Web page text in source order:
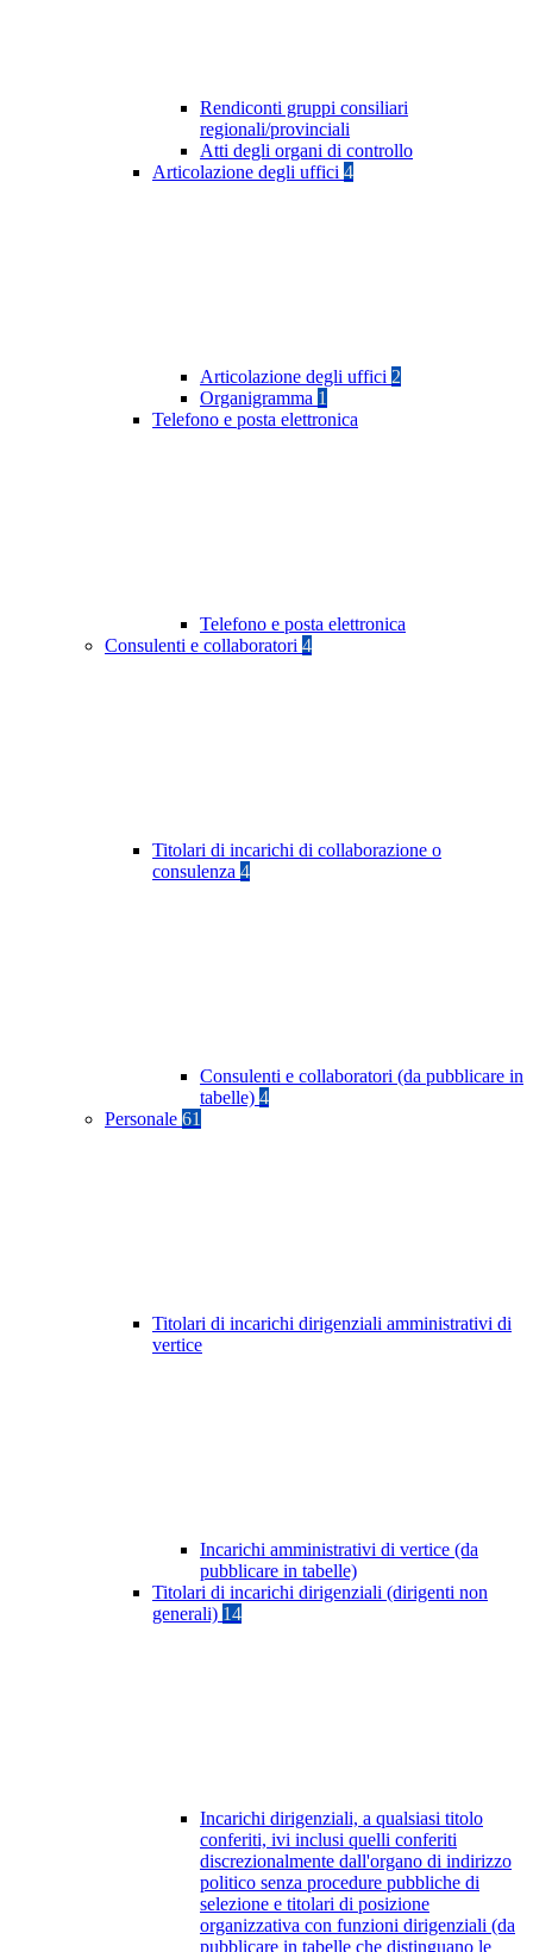
Rendiconti gruppi consiliari
regionali/provinciali
Atti degli organi di controllo
Articolazione degli uffici 4
Articolazione degli uffici 2
Organigramma 1
Telefono e posta elettronica
Telefono e posta elettronica
Consulenti e collaboratori 4
Titolari di incarichi di collaborazione o
consulenza 4
Consulenti e collaboratori (da pubblicare in
tabelle) 4
Personale 61
Titolari di incarichi dirigenziali amministrativi di
vertice
Incarichi amministrativi di vertice (da
pubblicare in tabelle)
Titolari di incarichi dirigenziali (dirigenti non
generali) 14
Incarichi dirigenziali, a qualsiasi titolo
conferiti, ivi inclusi quelli conferiti
discrezionalmente dall'organo di indirizzo
politico senza procedure pubbliche di
selezione e titolari di posizione
organizzativa con funzioni dirigenziali (da
pubblicare in tabelle che distinguano le